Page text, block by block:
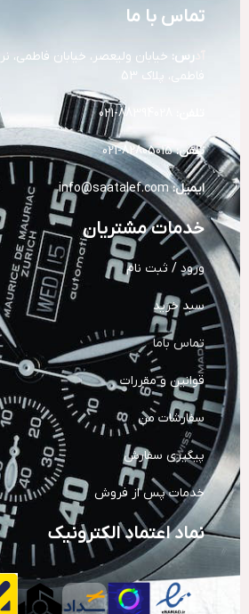
تماس با ما
رس: خیابان ولیعصر، خیابان فاطمی،
فاطمی، پلاک 53
تلفن:82805015-021
ایمیل: info@saatalef.com
خدمات مشتریان
ورود / ثبت نام
سبد خرید
تماس باما
قوانین و مقررات
سفارشات من
پیگیری سفارش
خدمات پس از فروش
نماد اعتماد الکترونیک